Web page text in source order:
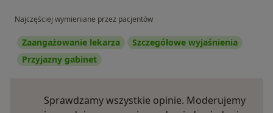
Najczęściej wymieniane przez pacjentów
Zaangażowanie lekarza
Szczegółowe wyjaśnienia
Przyjazny gabinet
Sprawdzamy wszystkie opinie. Moderujemy